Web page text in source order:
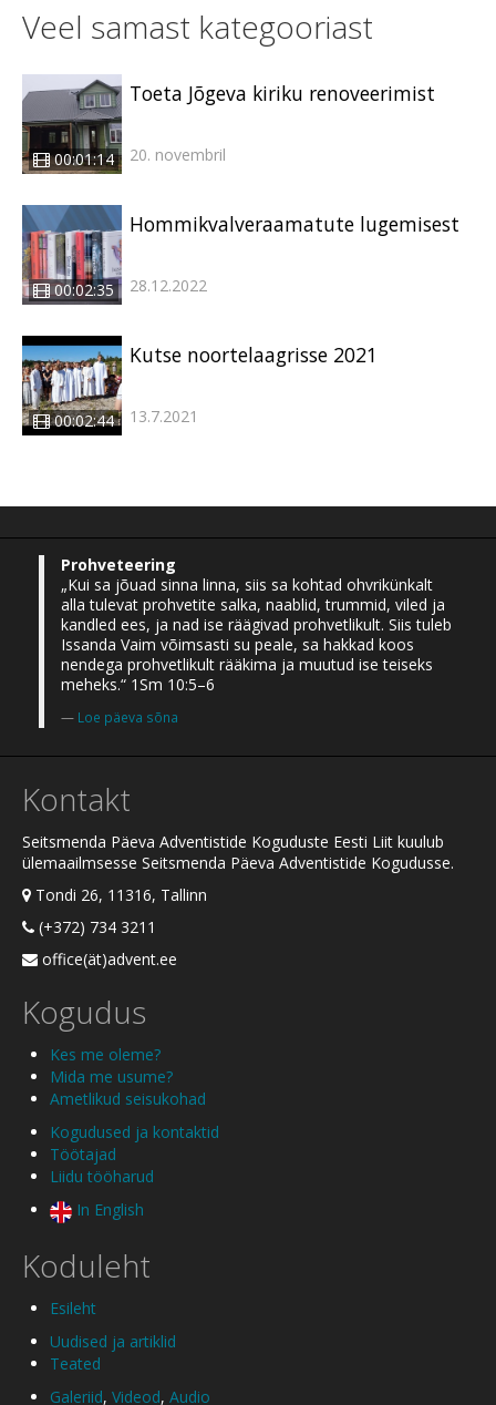
Veel samast kategooriast
00:01:14
Toeta Jõgeva kiriku renoveerimist
20. novembril
00:02:35
Hommikvalveraamatute lugemisest
28.12.2022
00:02:44
Kutse noortelaagrisse 2021
13.7.2021
Prohveteering
„Kui sa jõuad sinna linna, siis sa kohtad ohvrikünkalt
alla tulevat prohvetite salka, naablid, trummid, viled ja
kandled ees, ja nad ise räägivad prohvetlikult. Siis tuleb
Issanda Vaim võimsasti su peale, sa hakkad koos
nendega prohvetlikult rääkima ja muutud ise teiseks
meheks.“ 1Sm 10:5–6
Loe päeva sõna
Kontakt
Seitsmenda Päeva Adventistide Koguduste Eesti Liit kuulub
ülemaailmsesse Seitsmenda Päeva Adventistide Kogudusse.
Tondi 26, 11316, Tallinn
(+372) 734 3211
office(ät)advent.ee
Kogudus
Kes me oleme?
Mida me usume?
Ametlikud seisukohad
Kogudused ja kontaktid
Töötajad
Liidu tööharud
In English
Koduleht
Esileht
Uudised ja artiklid
Teated
Galeriid, Videod, Audio